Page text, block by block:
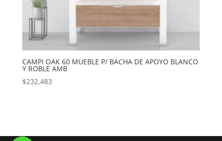
CAMPI OAK 60 MUEBLE P/ BACHA DE APOYO BLANCO
Y ROBLE AMB
$232,483